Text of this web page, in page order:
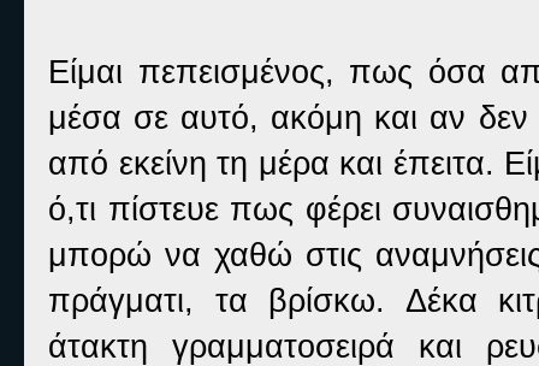
Είμαι πεπεισμένος, πως όσα
μέσα σε αυτό, ακόμη και αν
από εκείνη τη μέρα και έπειτα.
ό,τι πίστευε πως φέρει
μπορώ να χαθώ στις
πράγματι, τα βρίσκω. Δέκα
άτακτη γραμματοσειρά και